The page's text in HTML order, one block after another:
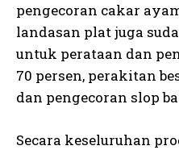
pengecoran cakar
landasan plat juga
untuk perataan dan
70 persen, perakitan
dan pengecoran slop
Secara keseluruhan